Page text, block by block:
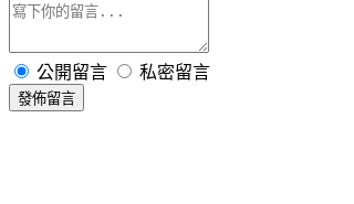
公開留言 私密留言
發佈留言